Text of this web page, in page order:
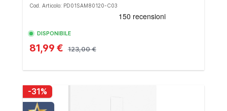
Cod. Articolo: PD01SAM80120-C03
DISPONIBILE
81,99 € 123,00 €
-31%